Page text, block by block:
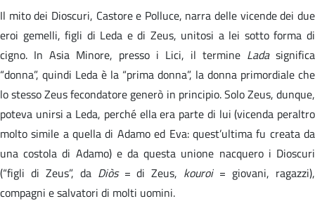
Il mito dei Dioscuri, Castore e Polluce, narra delle vicende dei due
eroi gemelli, figli di Leda e di Zeus, unitosi a lei sotto forma di
cigno. In Asia Minore, presso i Lici, il termine Lada significa
“donna”, quindi Leda è la “prima donna”, la donna primordiale che
lo stesso Zeus fecondatore generò in principio. Solo Zeus, dunque,
poteva unirsi a Leda, perché ella era parte di lui (vicenda peraltro
molto simile a quella di Adamo ed Eva: quest’ultima fu creata da
una costola di Adamo) e da questa unione nacquero i Dioscuri
(“figli di Zeus”, da Diòs = di Zeus, kouroi = giovani, ragazzi),
compagni e salvatori di molti uomini.